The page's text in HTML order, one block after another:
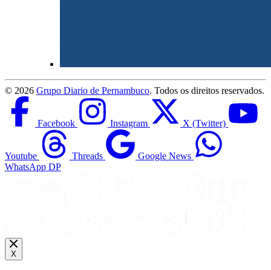
© 2026 Grupo Diario de Pernambuco. Todos os direitos reservados.
Facebook Instagram X (Twitter)
Youtube Threads
Google News
WhatsApp DP
X